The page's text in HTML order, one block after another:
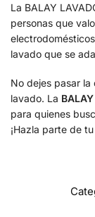
La BALAY
personas que
lavado que se
No dejes pasar
lavado. La
para quienes
¡Hazla parte de